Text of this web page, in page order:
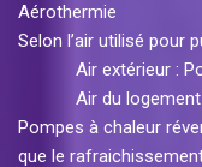
Aérothermie
Selon l’air utilisé pour
Air extérieur :
Air du
Pompes à chaleur
que le